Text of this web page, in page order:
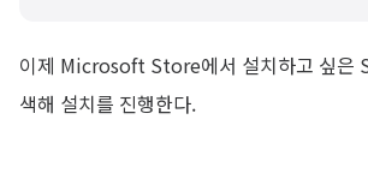
이제 Microsoft Store에서 설치하고 싶은
색해 설치를 진행한다.